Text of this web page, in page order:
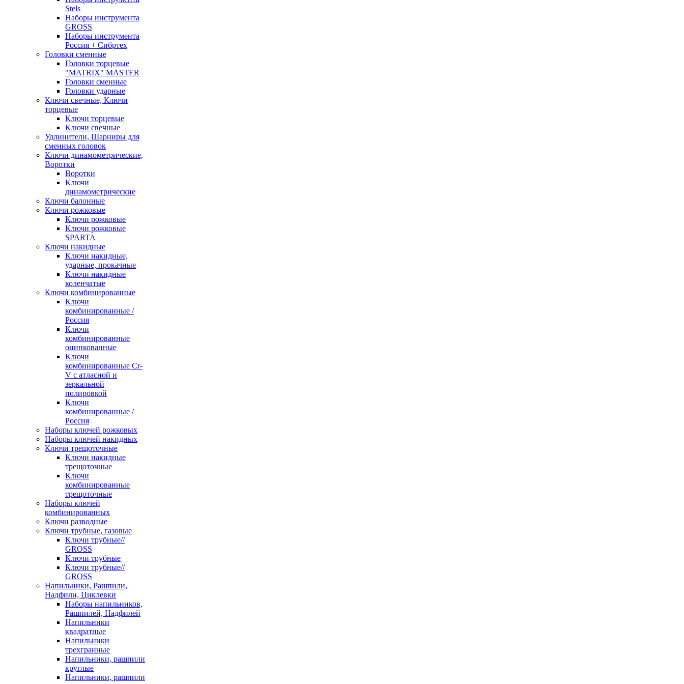
Stels
Наборы инструмента
GROSS
Наборы инструмента
Россия + Сибртех
Головки сменные
Головки торцевые
"MATRIX" MASTER
Головки сменные
Головки ударные
Ключи свечные, Ключи
торцевые
Ключи торцевые
Ключи свечные
Удлинители, Шарниры для
сменных головок
Ключи динамометрические,
Воротки
Воротки
Ключи
динамометрические
Ключи балонные
Ключи рожковые
Ключи рожковые
Ключи рожковые
SPARTA
Ключи накидные
Ключи накидные,
ударные, прокачные
Ключи накидные
коленчатые
Ключи комбинированные
Ключи
комбинированные /
Россия
Ключи
комбинированные
оцинкованные
Ключи
комбинированные Cr-
V с атласной и
зеркальной
полировкой
Ключи
комбинированные /
Россия
Наборы ключей рожковых
Наборы ключей накидных
Ключи трещоточные
Ключи накидные
трещоточные
Ключи
комбинированные
трещоточные
Наборы ключей
комбинированных
Ключи разводные
Ключи трубные, газовые
Ключи трубные//
GROSS
Ключи трубные
Ключи трубные//
GROSS
Напильники, Рашпили,
Надфили, Циклевки
Наборы напильников,
Рашпилей, Надфилей
Напильники
квадратные
Напильники
трехгранные
Напильники, рашпили
круглые
Напильники, рашпили